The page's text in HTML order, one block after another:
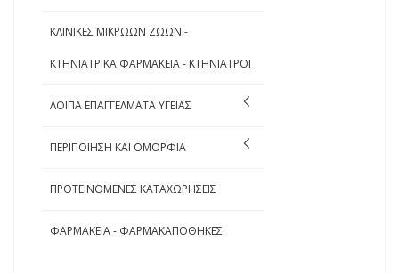
ΚΛΙΝΙΚΕΣ ΜΙΚΡΩΩΝ ΖΩΩΝ -
ΚΤΗΝΙΑΤΡΙΚΑ ΦΑΡΜΑΚΕΙΑ - ΚΤΗΝΙΑΤΡΟΙ
ΛΟΙΠΑ ΕΠΑΓΓΕΛΜΑΤΑ ΥΓΕΙΑΣ
ΠΕΡΙΠΟΙΗΣΗ ΚΑΙ ΟΜΟΡΦΙΑ
ΠΡΟΤΕΙΝΟΜΕΝΕΣ ΚΑΤΑΧΩΡΗΣΕΙΣ
ΦΑΡΜΑΚΕΙΑ - ΦΑΡΜΑΚΑΠΟΘΗΚΕΣ